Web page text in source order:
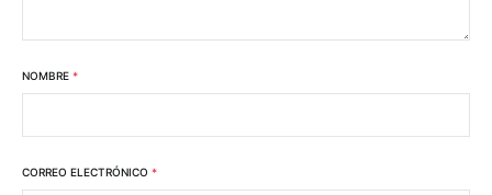
NOMBRE *
CORREO ELECTRÓNICO *